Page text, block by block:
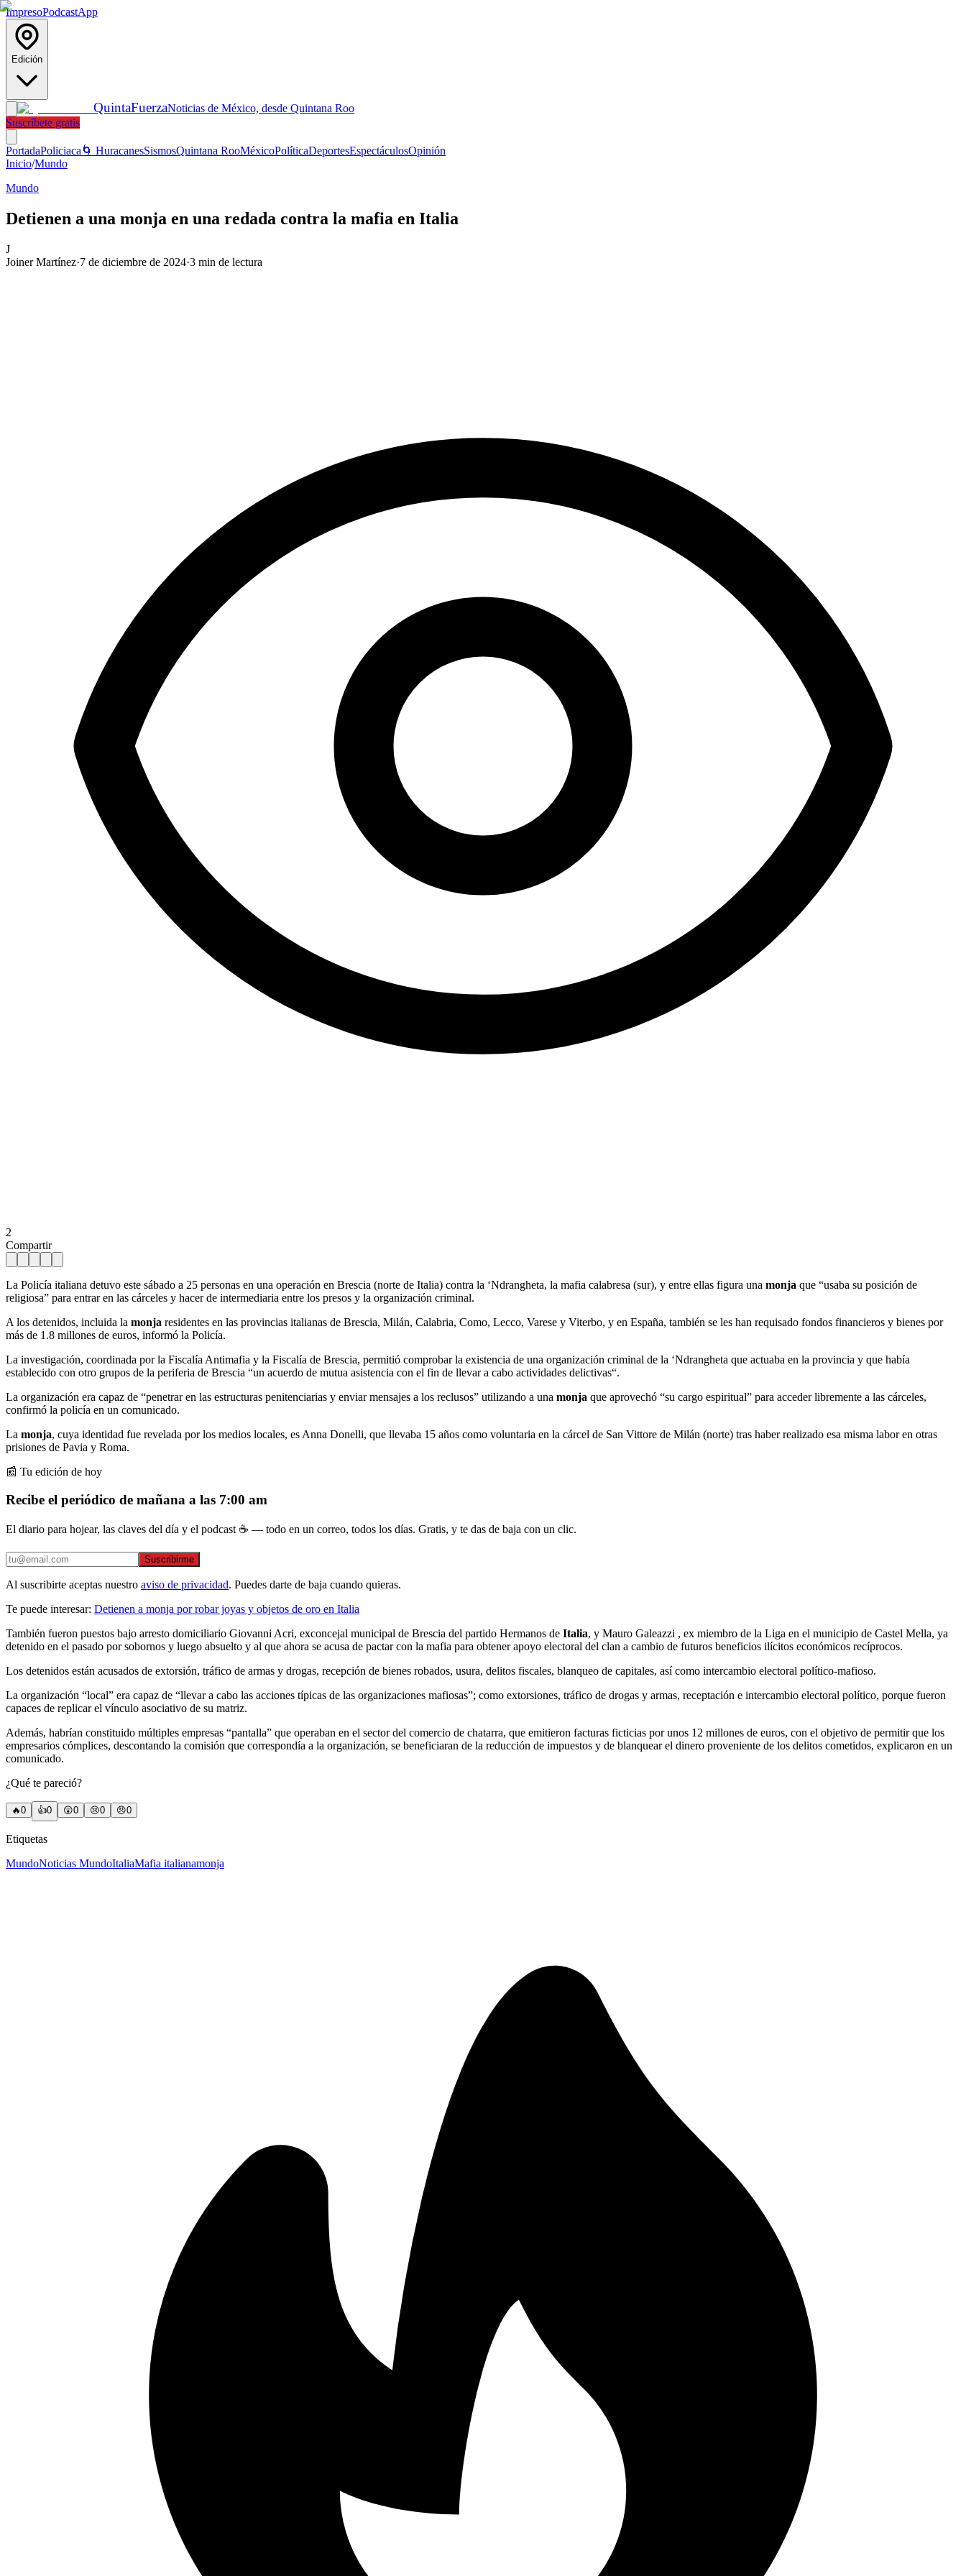
ImpresoPodcastApp
Edición
QuintaFuerzaNoticias de México, desde Quintana Roo
Suscríbete gratis
PortadaPoliciaca 🌀 HuracanesSismosQuintana RooMéxicoPolíticaDeportesEspectáculosOpinión
Inicio/Mundo
Mundo
Detienen a una monja en una redada contra la mafia en Italia
J
Joiner Martínez·7 de diciembre de 2024·3 min de lectura
2
Compartir
La Policía italiana detuvo este sábado a 25 personas en una operación en Brescia (norte de Italia) contra la ‘Ndrangheta, la mafia calabresa (sur), y entre ellas figura una monja que “usaba su posición de
religiosa” para entrar en las cárceles y hacer de intermediaria entre los presos y la organización criminal.
A los detenidos, incluida la monja residentes en las provincias italianas de Brescia, Milán, Calabria, Como, Lecco, Varese y Viterbo, y en España, también se les han requisado fondos financieros y bienes por
más de 1.8 millones de euros, informó la Policía.
La investigación, coordinada por la Fiscalía Antimafia y la Fiscalía de Brescia, permitió comprobar la existencia de una organización criminal de la ‘Ndrangheta que actuaba en la provincia y que había
establecido con otro grupos de la periferia de Brescia “un acuerdo de mutua asistencia con el fin de llevar a cabo actividades delictivas“.
La organización era capaz de “penetrar en las estructuras penitenciarias y enviar mensajes a los reclusos” utilizando a una monja que aprovechó “su cargo espiritual” para acceder libremente a las cárceles,
confirmó la policía en un comunicado.
La monja, cuya identidad fue revelada por los medios locales, es Anna Donelli, que llevaba 15 años como voluntaria en la cárcel de San Vittore de Milán (norte) tras haber realizado esa misma labor en otras
prisiones de Pavia y Roma.
📰 Tu edición de hoy
Recibe el periódico de mañana a las 7:00 am
El diario para hojear, las claves del día y el podcast ☕ — todo en un correo, todos los días. Gratis, y te das de baja con un clic.
Suscribirme
Al suscribirte aceptas nuestro aviso de privacidad. Puedes darte de baja cuando quieras.
Te puede interesar: Detienen a monja por robar joyas y objetos de oro en Italia
También fueron puestos bajo arresto domiciliario Giovanni Acri, exconcejal municipal de Brescia del partido Hermanos de Italia, y Mauro Galeazzi , ex miembro de la Liga en el municipio de Castel Mella, ya
detenido en el pasado por sobornos y luego absuelto y al que ahora se acusa de pactar con la mafia para obtener apoyo electoral del clan a cambio de futuros beneficios ilícitos económicos recíprocos.
Los detenidos están acusados de extorsión, tráfico de armas y drogas, recepción de bienes robados, usura, delitos fiscales, blanqueo de capitales, así como intercambio electoral político-mafioso.
La organización “local” era capaz de “llevar a cabo las acciones típicas de las organizaciones mafiosas”; como extorsiones, tráfico de drogas y armas, receptación e intercambio electoral político, porque fueron
capaces de replicar el vínculo asociativo de su matriz.
Además, habrían constituido múltiples empresas “pantalla” que operaban en el sector del comercio de chatarra, que emitieron facturas ficticias por unos 12 millones de euros, con el objetivo de permitir que los
empresarios cómplices, descontando la comisión que correspondía a la organización, se beneficiaran de la reducción de impuestos y de blanquear el dinero proveniente de los delitos cometidos, explicaron en un
comunicado.
¿Qué te pareció?
🔥0 👍0 😲0 😢0 😠0
Etiquetas
MundoNoticias MundoItaliaMafia italianamonja